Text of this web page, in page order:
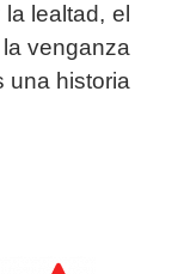
lealtad, el
venganza
una historia